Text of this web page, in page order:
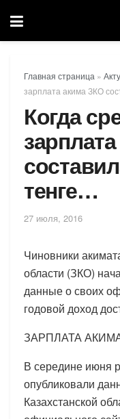
Главная страница »
зарплата акима ЗКО
Когда
тенге…
27 июля, 2016
Чиновники
области (ЗКО)
данные о своих
годовой доход
ЗАРПЛАТА
В середине июня
опубликовали
Казахстанской